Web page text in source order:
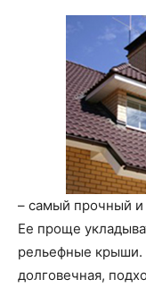
– самый прочный и
Ее проще
рельефные крыши.
долговечная,